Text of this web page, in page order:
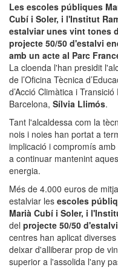
Les escoles públiques
Cubí i Soler, i l'Institut
estalviar unes vint tones
projecte 50/50 d'estalvi
amb un acte al Parc
La cloenda l'han presidit
de l’Oficina Tècnica
d’Acció Climàtica i
Barcelona, Sílvia Llimós.
Tant l'alcaldessa com la
nois i noies han portat a
implicació i compromís
a continuar mantenint
energia.
Més de 4.000 euros de
estalviar les escoles
Marià Cubí i Soler, i
del projecte 50/50
centres han aplicat
deixar d'alliberar prop de
superior a l'assolida l'any